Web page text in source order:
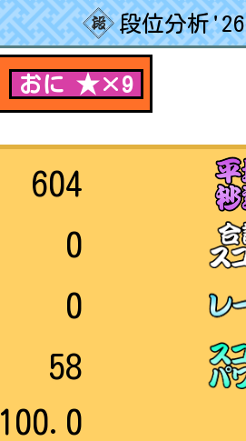
段位分析'26
おに ★×9
604
0
0
58
100.0